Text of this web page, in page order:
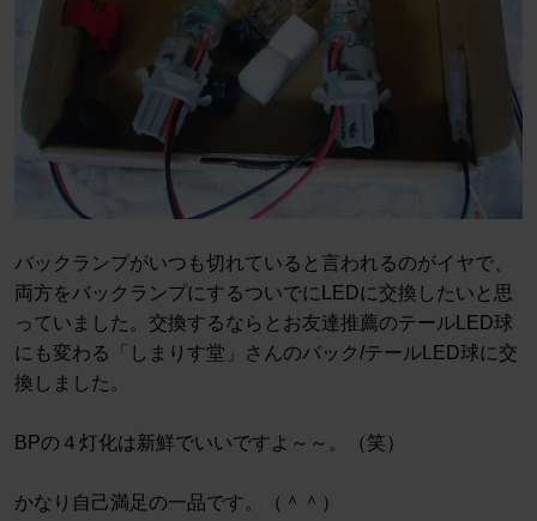
バックランプがいつも切れていると言われるのがイヤで、
両方をバックランプにするついでにLEDに交換したいと思
っていました。交換するならとお友達推薦のテールLED球
にも変わる「しまりす堂」さんのバック/テールLED球に交
換しました。
BPの４灯化は新鮮でいいですよ～～。（笑）
かなり自己満足の一品です。（＾＾）